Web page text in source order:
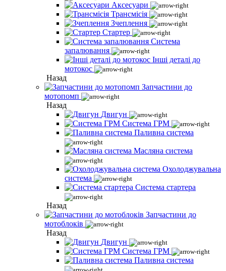
Аксесуари
Трансмісія
Зчеплення
Стартер
Система
запалювання
Інші деталі до
мотокос
Назад
Запчастини до
мотопомп
Назад
Двигун
Система ГРМ
Паливна система
Масляна система
Охолоджувальна
система
Система стартера
Назад
Запчастини до
мотоблоків
Назад
Двигун
Система ГРМ
Паливна система